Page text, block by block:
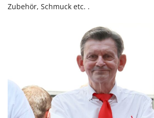
Zubehör, Schmuck etc. .